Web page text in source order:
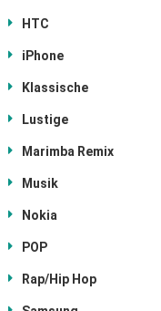
HTC
iPhone
Klassische
Lustige
Marimba Remix
Musik
Nokia
POP
Rap/Hip Hop